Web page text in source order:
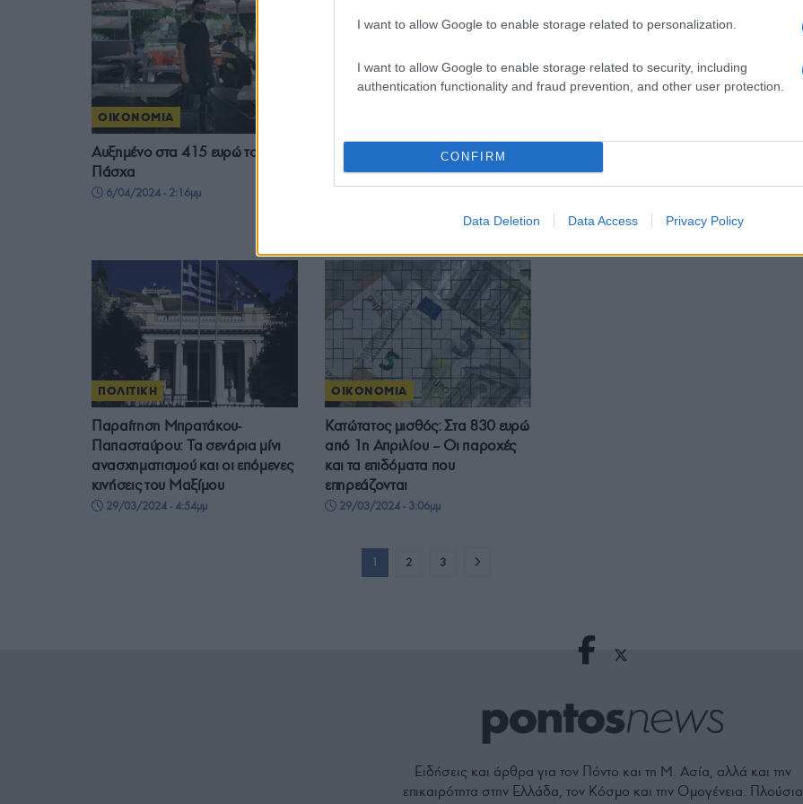
I want to allow Google to enable storage related to personalization.
I want to allow Google to enable storage related to security, including
authentication functionality and fraud prevention, and other user protection.
CONFIRM
Data Deletion Data Access Privacy Policy
ΟΙΚΟΝΟΜΙΑ
Αυξημένο στα 415 ευρώ το δώρο
Πάσχα
6/04/2024 - 2:16μμ
Αύξηση βασικού μισθού: Πώς θα
διαμορφωθεί με τις τριετίες από
την 1η Απριλίου – Ποια
τους εργαζόμενους με
προϋπηρεσία
29/03/2024 - 6:22μμ
ΠΟΛΙΤΙΚΗ
Παραίτηση Μπρατάκου-
Παπασταύρου: Τα σενάρια μίνι
ανασχηματισμού και οι επόμενες
κινήσεις του Μαξίμου
29/03/2024 - 4:54μμ
ΟΙΚΟΝΟΜΙΑ
Κατώτατος μισθός: Στα 830 ευρώ
από 1η Απριλίου – Οι παροχές
και τα επιδόματα που
επηρεάζονται
29/03/2024 - 3:06μμ
1 2 3
Ειδήσεις και άρθρα για τον Πόντο και τη Μ. Ασία, αλλά και την
επικαιρότητα στην Ελλάδα, τον Κόσμο και την Ομογένεια. Πλούσια